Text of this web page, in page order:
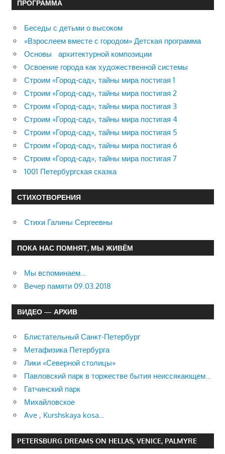
ПРОГРАММА
Беседы с детьми о высоком
«Взрослеем вместе с городом» Детская программа
Основы архитектурной композиции
Освоение города как художественной системы
Строим «Город-сад», тайны мира постигая 1
Строим «Город-сад», тайны мира постигая 2
Строим «Город-сад», тайны мира постигая 3
Строим «Город-сад», тайны мира постигая 4
Строим «Город-сад», тайны мира постигая 5
Строим «Город-сад», тайны мира постигая 6
Строим «Город-сад», тайны мира постигая 7
1001 Петербургская сказка
СТИХОТВОРЕНИЯ
Стихи Галины Сергеевны
ПОКА НАС ПОМНЯТ, МЫ ЖИВЁМ
Мы вспоминаем…
Вечер памяти 09.03.2018
ВИДЕО — АРХИВ
Блистательный Санкт-Петербург
Метафизика Петербурга
Лики «Северной столицы»
Павловский парк в торжестве бытия неиссякающем…
Гатчинский парк
Михайловское
Ave , Kurshskaya kosa…
PETERSBURG DREAMS ON HELLAS, VENICE, PALMYRE